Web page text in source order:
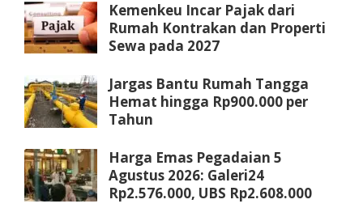
Kemenkeu Incar Pajak dari
Rumah Kontrakan dan Properti
Sewa pada 2027
Jargas Bantu Rumah Tangga
Hemat hingga Rp900.000 per
Tahun
Harga Emas Pegadaian 5
Agustus 2026: Galeri24
Rp2.576.000, UBS Rp2.608.000